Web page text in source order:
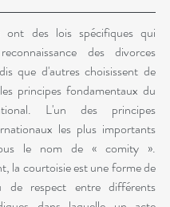
ont des lois spécifiques qui
des divorces
que d'autres choisissent de
principes fondamentaux du
L'un des principes
les plus importants
le nom de « comity ».
la courtoisie est une forme de
de respect entre différents